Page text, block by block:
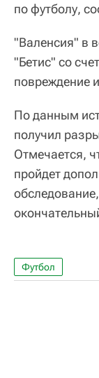
по футболу,
"Валенсия" в
"Бетис" со
повреждение
По данным
получил
Отмечается,
пройдет
Футбол